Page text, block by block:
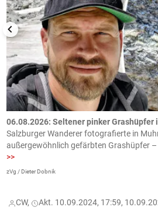
06.08.2026: Seltener pinker Grashüpfer
Salzburger Wanderer fotografierte in
außergewöhnlich gefärbten Grashüpfer –
>>
zVg / Dieter Dobnik
CW, Akt. 10.09.2024, 17:59,